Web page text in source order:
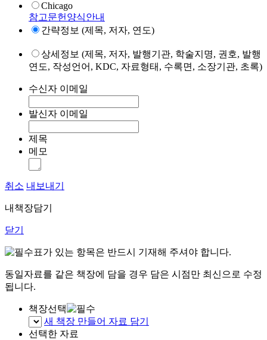
Chicago
참고문헌양식안내
간략정보 (제목, 저자, 연도)
상세정보 (제목, 저자, 발행기관, 학술지명, 권호, 발행
연도, 작성언어, KDC, 자료형태, 수록면, 소장기관, 초록)
수신자 이메일
발신자 이메일
제목
메모
취소 내보내기
내책장담기
닫기
표가 있는 항목은 반드시 기재해 주셔야 합니다.
동일자료를 같은 책장에 담을 경우 담은 시점만 최신으로 수정
됩니다.
책장선택
새 책장 만들어 자료 담기
선택한 자료